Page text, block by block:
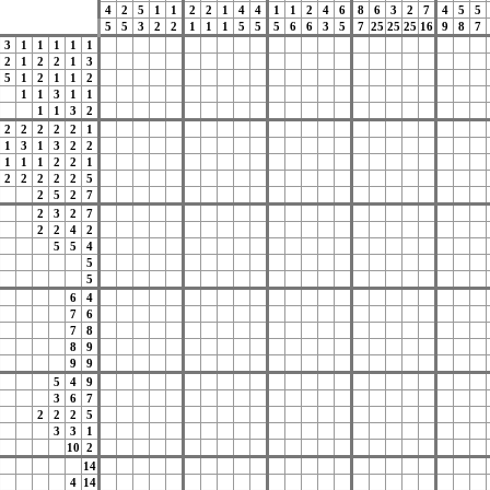
4
2 5 1 1 2 2 1 4 4 1 1 2 4 6 8 6 3 2 7 4 5 5
5
5 3 2 2 1 1 1 5 5 5 6 6 3 5 7 25 25 25 16 9 8 7
3 1 1 1 1
1
2 1 2 2 1
3
5 1 2 1 1
2
1
1 3 1
1
1
1 3
2
2 2 2 2 2
1
1
3 1 3 2
2
1 1 1 2 2
1
2
2 2 2 2
5
2
5 2
7
2
3 2
7
2
2 4
2
5
5
4
5
5
6
4
7
6
7
8
8
9
9
9
5
4
9
3
6
7
2
2 2
5
3
3
1
10 2
14
4 14